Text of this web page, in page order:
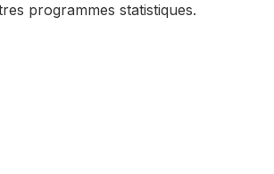
programmes statistiques.